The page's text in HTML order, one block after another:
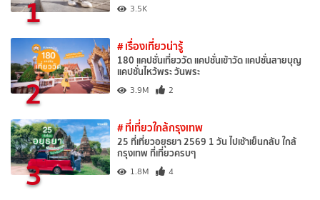
1 3.5K
2
# เรื่องเที่ยวน่ารู้
180 แคปชั่นเที่ยววัด แคปชั่นเข้าวัด แคปชั่นสายบุญ
แคปชั่นไหว้พระ วันพระ
3.9M 2
3
# ที่เที่ยวใกล้กรุงเทพ
25 ที่เที่ยวอยุธยา 2569 1 วัน ไปเช้าเย็นกลับ ใกล้
กรุงเทพ ที่เที่ยวครบๆ
1.8M 4